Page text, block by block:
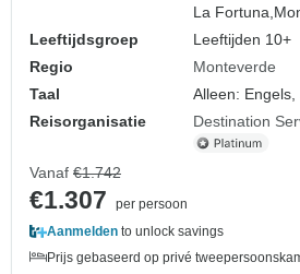
La Fortuna,
Leeftijdsgroep
Leeftijden 10+
Regio
Monteverde
Taal
Alleen: Engels,
Reisorganisatie
Destination
Vanaf €1.742
€1.307
per persoon
Aanmelden to unlock savings
Prijs gebaseerd op privé